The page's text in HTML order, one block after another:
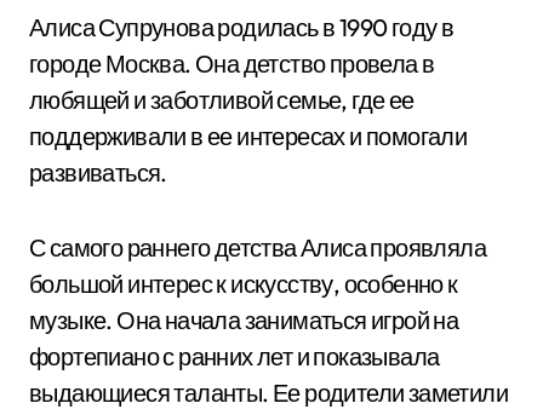
Алиса Супрунова родилась в 1990 году в
городе Москва. Она детство провела в
любящей и заботливой семье, где ее
поддерживали в ее интересах и помогали
развиваться.
С самого раннего детства Алиса проявляла
большой интерес к искусству, особенно к
музыке. Она начала заниматься игрой на
фортепиано с ранних лет и показывала
выдающиеся таланты. Ее родители заметили